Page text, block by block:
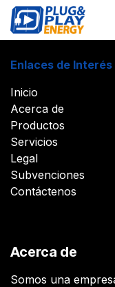
Ir al contenido
Enlaces de Interés
Inicio
Acerca de
Productos
Servicios
Legal
Subvenciones
Contáctenos
Acerca de
Somos una